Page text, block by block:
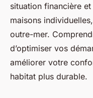
situation financière
maisons
outre-mer.
d’optimiser vos
améliorer votre
habitat plus durable.